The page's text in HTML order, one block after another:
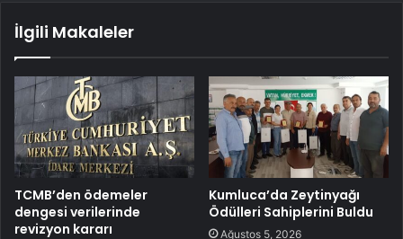
İlgili Makaleler
TCMB’den ödemeler
dengesi verilerinde
revizyon kararı
Kumluca’da Zeytinyağı
Ödülleri Sahiplerini Buldu
Ağustos 5, 2026